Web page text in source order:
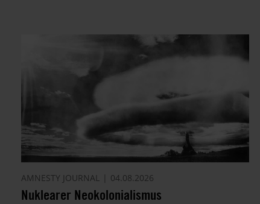
AMNESTY JOURNAL 04.08.2026
Nuklearer Neokolonialismus